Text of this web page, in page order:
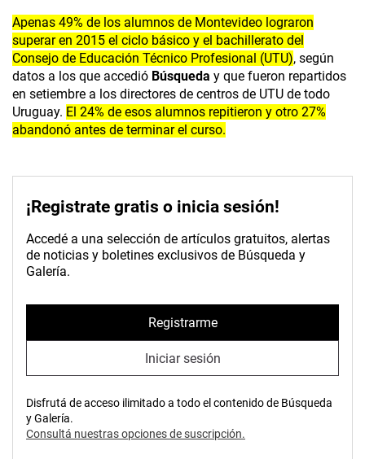
Apenas 49% de los alumnos de Montevideo lograron
superar en 2015 el ciclo básico y el bachillerato del
Consejo de Educación Técnico Profesional (UTU), según
datos a los que accedió Búsqueda y que fueron repartidos
en setiembre a los directores de centros de UTU de todo
Uruguay. El 24% de esos alumnos repitieron y otro 27%
abandonó antes de terminar el curso.
¡Registrate gratis o inicia sesión!
Accedé a una selección de artículos gratuitos, alertas
de noticias y boletines exclusivos de Búsqueda y
Galería.
Registrarme
Iniciar sesión
Disfrutá de acceso ilimitado a todo el contenido de Búsqueda
y Galería.
Consultá nuestras opciones de suscripción.